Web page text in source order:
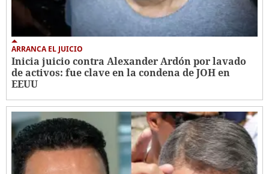
ARRANCA EL JUICIO
Inicia juicio contra Alexander Ardón por lavado
de activos: fue clave en la condena de JOH en
EEUU